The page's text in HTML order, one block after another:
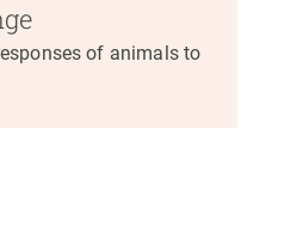
of animals to